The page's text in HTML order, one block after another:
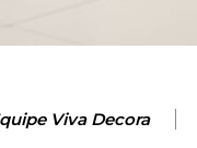
Viva Decora